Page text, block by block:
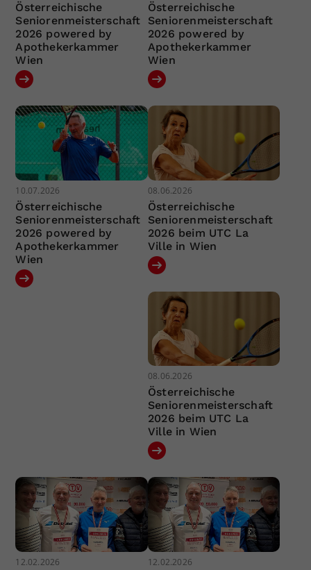
Österreichische
Seniorenmeisterschaft
2026 powered by
Apothekerkammer
Wien
Österreichische
Seniorenmeisterschaft
2026 powered by
Apothekerkammer
Wien
10.07.2026
Österreichische
Seniorenmeisterschaft
2026 powered by
Apothekerkammer
Wien
08.06.2026
Österreichische
Seniorenmeisterschaft
2026 beim UTC La
Ville in Wien
08.06.2026
Österreichische
Seniorenmeisterschaft
2026 beim UTC La
Ville in Wien
12.02.2026 12.02.2026